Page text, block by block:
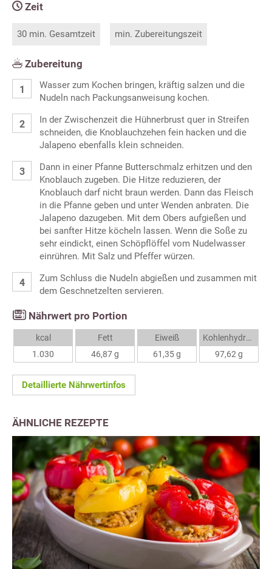
Zeit
30 min. Gesamtzeit min. Zubereitungszeit
Zubereitung
Wasser zum Kochen bringen, kräftig salzen und die
Nudeln nach Packungsanweisung kochen.
In der Zwischenzeit die Hühnerbrust quer in Streifen
schneiden, die Knoblauchzehen fein hacken und die
Jalapeno ebenfalls klein schneiden.
Dann in einer Pfanne Butterschmalz erhitzen und den
Knoblauch zugeben. Die Hitze reduzieren, der
Knoblauch darf nicht braun werden. Dann das Fleisch
in die Pfanne geben und unter Wenden anbraten. Die
Jalapeno dazugeben. Mit dem Obers aufgießen und
bei sanfter Hitze köcheln lassen. Wenn die Soße zu
sehr eindickt, einen Schöpflöffel vom Nudelwasser
einrühren. Mit Salz und Pfeffer würzen.
Zum Schluss die Nudeln abgießen und zusammen mit
dem Geschnetzelten servieren.
Nährwert pro Portion
kcal
1.030
Fett
46,87 g
Eiweiß
61,35 g
Kohlenhydrate
97,62 g
Detaillierte Nährwertinfos
ÄHNLICHE REZEPTE